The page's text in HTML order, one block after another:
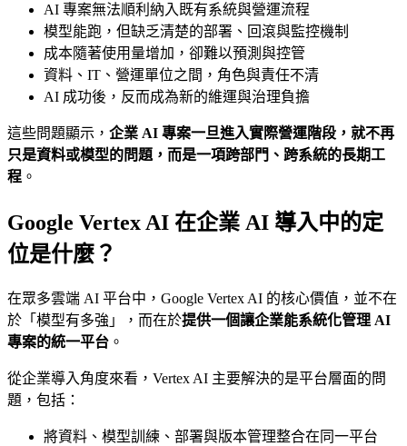
AI 專案無法順利納入既有系統與營運流程
模型能跑，但缺乏清楚的部署、回滾與監控機制
成本隨著使用量增加，卻難以預測與控管
資料、IT、營運單位之間，角色與責任不清
AI 成功後，反而成為新的維運與治理負擔
這些問題顯示， 企業 AI 專案一旦進入實際營運階段，就不再
只是資料或模型的問題，而是一項跨部門、跨系統的長期工
程 。
Google Vertex AI 在企業 AI 導入中的定
位是什麼？
在眾多雲端 AI 平台中，Google Vertex AI 的核心價值，並不在
於「模型有多強」，而在於提供一個讓企業能系統化管理 AI
專案的統一平台 。
從企業導入角度來看，Vertex AI 主要解決的是平台層面的問
題，包括：
將資料、模型訓練、部署與版本管理整合在同一平台